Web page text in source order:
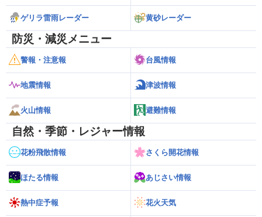
ゲリラ雷雨レーダー 黄砂レーダー
防災・減災メニュー
警報・注意報 台風情報
地震情報 津波情報
火山情報 避難情報
自然・季節・レジャー情報
花粉飛散情報 さくら開花情報
ほたる情報 あじさい情報
熱中症予報 花火天気